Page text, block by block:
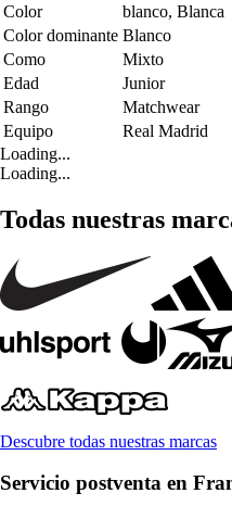
Color
blanco, Blanca
Color dominante Blanco
Como
Mixto
Edad
Junior
Rango
Matchwear
Equipo
Real Madrid
Loading...
Loading...
Todas nuestras
Descubre todas nuestras marcas
Servicio postventa en